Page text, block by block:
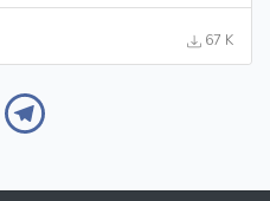
67 K